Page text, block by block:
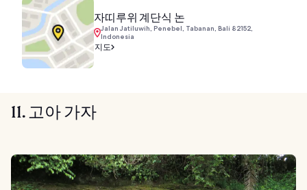
자띠루위 계단식 논
Jalan Jatiluwih, Penebel, Tabanan, Bali 82152,
Indonesia
지도
11. 고아 가자